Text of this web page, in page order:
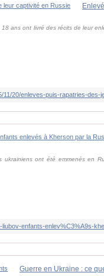
ans ont livré des récits de leur
11/20/enleves-puis-rapatries-
ont été emmenés en
Guerre en Ukraine : ce